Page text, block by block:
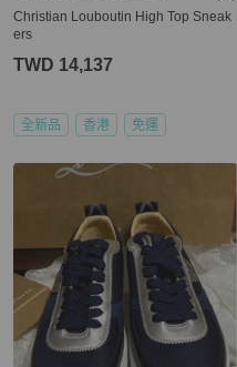
Christian Louboutin High Top Sneak
ers
TWD 14,137
全新品 香港 免運